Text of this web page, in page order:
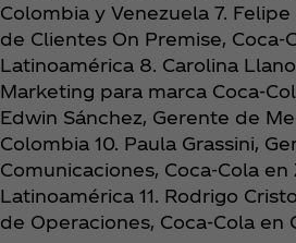
Colombia y Venezuela 7.
de Clientes On Premise,
Latinoamérica 8. Carolina
Marketing para marca
Edwin Sánchez, Gerente de
Colombia 10. Paula Grassini,
Comunicaciones, Coca‑Cola
Latinoamérica 11. Rodrigo
de Operaciones, Coca‑Cola en